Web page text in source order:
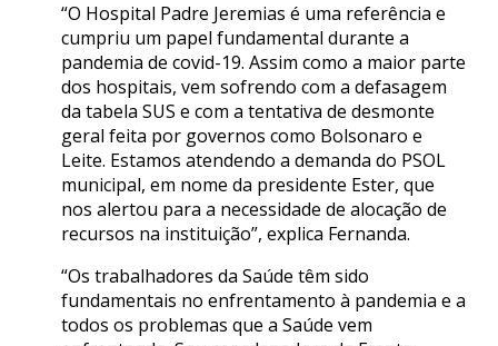
“O Hospital Padre Jeremias é uma referência e
cumpriu um papel fundamental durante a
pandemia de covid-19. Assim como a maior parte
dos hospitais, vem sofrendo com a defasagem
da tabela SUS e com a tentativa de desmonte
geral feita por governos como Bolsonaro e
Leite. Estamos atendendo a demanda do PSOL
municipal, em nome da presidente Ester, que
nos alertou para a necessidade de alocação de
recursos na instituição”, explica Fernanda.
“Os trabalhadores da Saúde têm sido
fundamentais no enfrentamento à pandemia e a
todos os problemas que a Saúde vem